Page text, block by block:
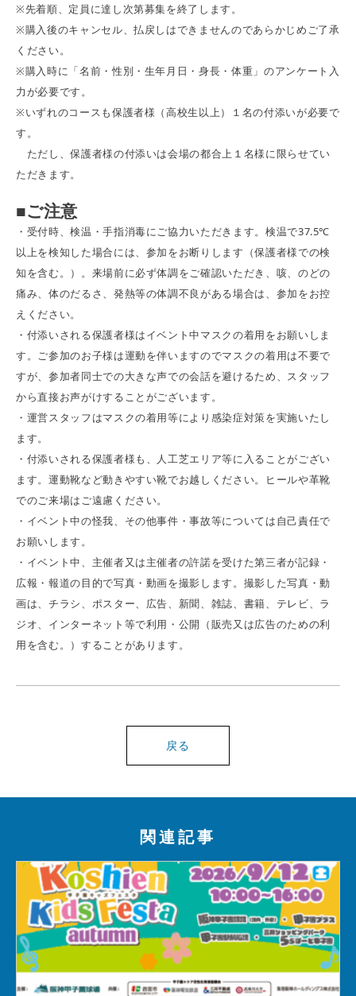
※先着順、定員に達し次第募集を終了します。
※購入後のキャンセル、払戻しはできませんのであらかじめご了承
ください。
※購入時に「名前・性別・生年月日・身長・体重」のアンケート入
力が必要です。
※いずれのコースも保護者様（高校生以上）１名の付添いが必要で
す。
ただし、保護者様の付添いは会場の都合上１名様に限らせてい
ただきます。
■ご注意
・受付時、検温・手指消毒にご協力いただきます。検温で37.5℃
以上を検知した場合には、参加をお断りします（保護者様での検
知を含む。）。来場前に必ず体調をご確認いただき、咳、のどの
痛み、体のだるさ、発熱等の体調不良がある場合は、参加をお控
えください。
・付添いされる保護者様はイベント中マスクの着用をお願いしま
す。ご参加のお子様は運動を伴いますのでマスクの着用は不要で
すが、参加者同士での大きな声での会話を避けるため、スタッフ
から直接お声がけすることがございます。
・運営スタッフはマスクの着用等により感染症対策を実施いたし
ます。
・付添いされる保護者様も、人工芝エリア等に入ることがござい
ます。運動靴など動きやすい靴でお越しください。ヒールや革靴
でのご来場はご遠慮ください。
・イベント中の怪我、その他事件・事故等については自己責任で
お願いします。
・イベント中、主催者又は主催者の許諾を受けた第三者が記録・
広報・報道の目的で写真・動画を撮影します。撮影した写真・動
画は、チラシ、ポスター、広告、新聞、雑誌、書籍、テレビ、ラ
ジオ、インターネット等で利用・公開（販売又は広告のための利
用を含む。）することがあります。
戻る
関連記事